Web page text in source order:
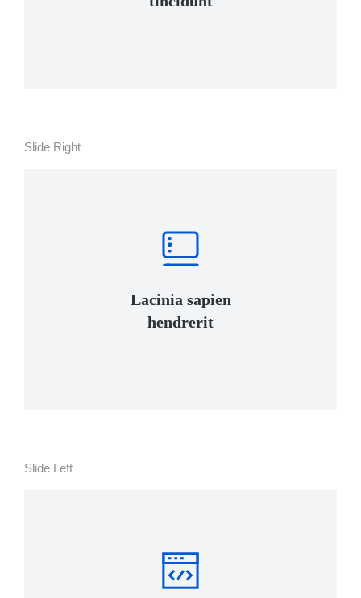
Slide Right
Lacinia sapien
hendrerit
Slide Left